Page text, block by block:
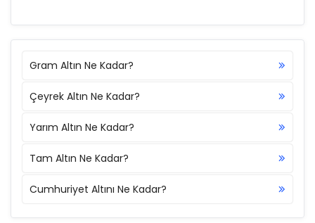
Gram Altın Ne Kadar?
Çeyrek Altın Ne Kadar?
Yarım Altın Ne Kadar?
Tam Altın Ne Kadar?
Cumhuriyet Altını Ne Kadar?